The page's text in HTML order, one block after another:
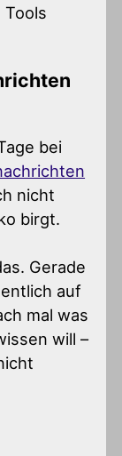
bei
nicht
birgt.
Gerade
auf
mal was
will –